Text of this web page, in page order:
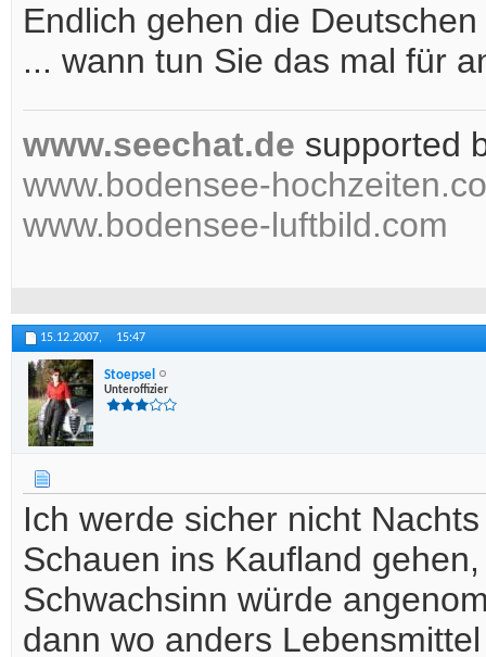
Endlich gehen die
... wann tun Sie das mal für
www.seechat.de supported
www.bodensee-
www.bodensee-luftbild.com
15.12.2007, 15:47
Stoepsel
Unteroffizier
Ich werde sicher nicht
Schauen ins Kaufland
Schwachsinn würde
dann wo anders